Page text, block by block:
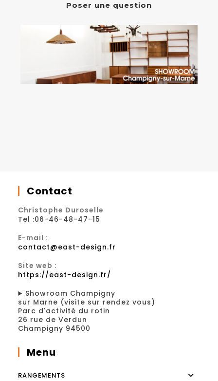
Poser une question
Contact
Christophe Duroselle
Tel :06-46-48-47-15
E-mail :
contact@east-design.fr
Site web :
https://east-design.fr/
Showroom Champigny
sur Marne (visite sur rendez vous)
Parc d'activité du rotin
26 rue de Verdun
Champigny 94500
Menu
RANGEMENTS